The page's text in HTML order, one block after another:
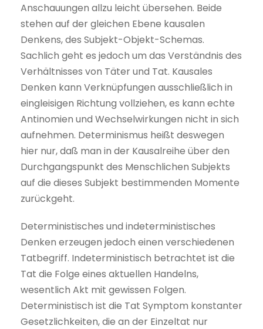
Anschauungen allzu leicht übersehen. Beide
stehen auf der gleichen Ebene kausalen
Denkens, des Subjekt-Objekt-Schemas.
Sachlich geht es jedoch um das Verständnis des
Verhältnisses von Täter und Tat. Kausales
Denken kann Verknüpfungen ausschließlich in
eingleisigen Richtung vollziehen, es kann echte
Antinomien und Wechselwirkungen nicht in sich
aufnehmen. Determinismus heißt deswegen
hier nur, daß man in der Kausalreihe über den
Durchgangspunkt des Menschlichen Subjekts
auf die dieses Subjekt bestimmenden Momente
zurückgeht.
Deterministisches und indeterministisches
Denken erzeugen jedoch einen verschiedenen
Tatbegriff. Indeterministisch betrachtet ist die
Tat die Folge eines aktuellen Handelns,
wesentlich Akt mit gewissen Folgen.
Deterministisch ist die Tat Symptom konstanter
Gesetzlichkeiten, die an der Einzeltat nur